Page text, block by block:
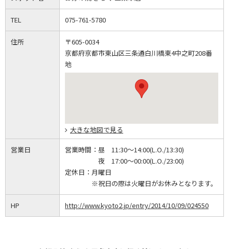
TEL 075-761-5780
住所
〒605-0034
京都府京都市東山区三条通白川橋東4中之町208番
地
大きな地図で見る
営業日 営業時間： 昼 11:30～14:00(L.O./13:30)
夜 17:00～00:00(L.O./23:00)
定休日： 月曜日
※祝日の際は火曜日がお休みとなります。
HP http://www.kyoto2.jp/entry/2014/10/09/024550